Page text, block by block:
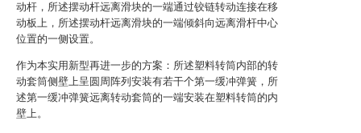
动杆，所述摆动杆远离滑块的一端通过铰链转动连接在移
动板上，所述摆动杆远离滑块的一端倾斜向远离滑杆中心
位置的一侧设置。
作为本实用新型再进一步的方案：所述塑料转筒内部的转
动套筒侧壁上呈圆周阵列安装有若干个第一缓冲弹簧，所
述第一缓冲弹簧远离转动套筒的一端安装在塑料转筒的内
壁上。